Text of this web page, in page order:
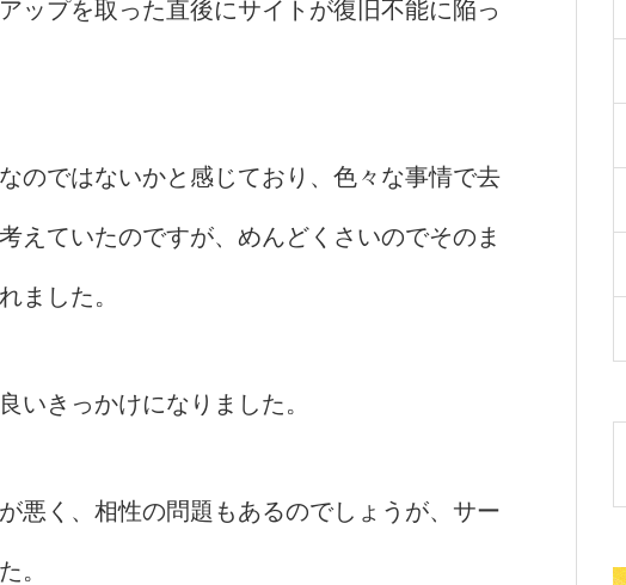
ップを取った直後にサイトが復旧不能に陥っ
のではないかと感じており、色々な事情で去
えていたのですが、めんどくさいのでそのま
ました。
いきっかけになりました。
悪く、相性の問題もあるのでしょうが、サー
。